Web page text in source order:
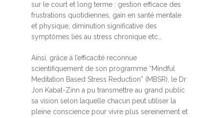
sur le court et long terme : gestion efficace des
frustrations quotidiennes, gain en santé mentale
et physique, diminution significative des
symptômes liés au stress chronique etc…
Ainsi, grâce à l’efficacité reconnue
scientifiquement de son programme “Mindful
Meditation Based Stress Reduction” (MBSR), le Dr
Jon Kabat-Zinn a pu transmettre au grand public
sa vision selon laquelle chacun peut utiliser la
pleine conscience pour vivre plus sereinement et